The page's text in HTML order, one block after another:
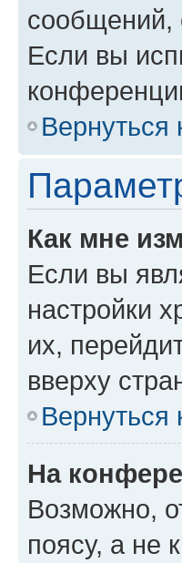
сообщений,
Если вы
Вернуться
Как мне
Если вы
настройки
их,
вверху
Вернуться
На
Возможно,
поясу, а не